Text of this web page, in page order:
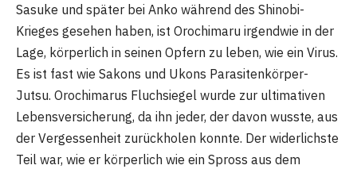
Sasuke und später bei Anko während des Shinobi-
Krieges gesehen haben, ist Orochimaru irgendwie in der
Lage, körperlich in seinen Opfern zu leben, wie ein Virus.
Es ist fast wie Sakons und Ukons Parasitenkörper-
Jutsu. Orochimarus Fluchsiegel wurde zur ultimativen
Lebensversicherung, da ihn jeder, der davon wusste, aus
der Vergessenheit zurückholen konnte. Der widerlichste
Teil war, wie er körperlich wie ein Spross aus dem